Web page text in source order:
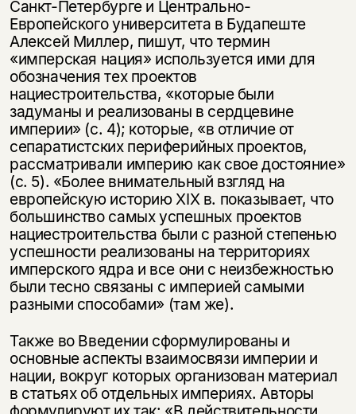
Санкт-Петербурге и Центрально-
Европейского университета в Будапеште
Алексей Миллер, пишут, что термин
«имперская нация» используется ими для
обозначения тех проектов
нациестроительства, «которые были
задуманы и реализованы в сердцевине
империи» (с. 4); которые, «в отличие от
сепаратистских периферийных проектов,
рассматривали империю как свое достояние»
(с. 5). «Более внимательный взгляд на
европейскую историю XIX в. показывает, что
большинство самых успешных проектов
нациестроительства были с разной степенью
успешности реализованы на территориях
имперского ядра и все они с неизбежностью
были тесно связаны с империей самыми
разными способами» (там же).
Также во Введении сформулированы и
основные аспекты взаимосвязи империи и
нации, вокруг которых организован материал
в статьях об отдельных империях. Авторы